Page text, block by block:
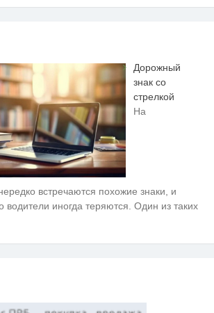
Дорожный
знак со
стрелкой
На
встречаются похожие знаки, и
водители иногда теряются. Один из таких
i
удар Зеленскому от
это настоящий вызов
в подмене товаров